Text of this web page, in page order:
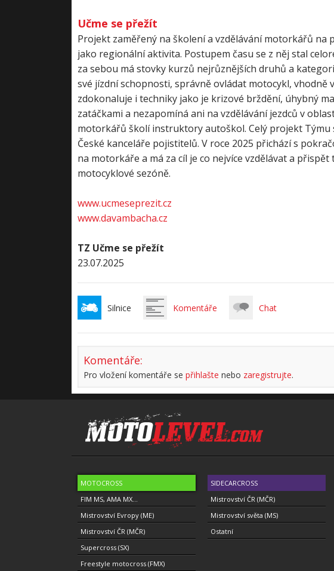
Učme se přežít
Projekt zaměřený na školení a vzdělávání motorkářů na
jako regionální aktivita. Postupem času se z něj stal
za sebou má stovky kurzů nejrůznějších druhů a
své jízdní schopnosti, správně ovládat motocykl, vhodně
zdokonaluje i techniky jako je krizové brždění, úhybný
zatáčkami a nezapomíná ani na vzdělávání jezdců v
motorkářů školí instruktory autoškol. Celý projekt Týmu
České kanceláře pojistitelů. V roce 2025 přichází s
na motorkáře a má za cíl je co nejvíce vzdělávat a
motocyklové sezóně.
www.ucmeseprezit.cz
www.davambacha.cz
TZ Učme se přežít
23.07.2025
Silnice Komentáře Chat
Komentáře:
Pro vložení komentáře se přihlašte nebo zaregistrujte.
MOTOCROSS
FIM MS, AMA MX...
Mistrovství Evropy (ME)
Mistrovství ČR (MČR)
Supercross (SX)
Freestyle motocross (FMX)
SIDECARCROSS
Mistrovství ČR (MČR)
Mistrovství světa (MS)
Ostatní